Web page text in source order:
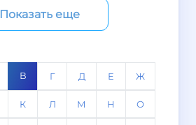
Показать еще
В Г Д Е Ж
К Л М Н О